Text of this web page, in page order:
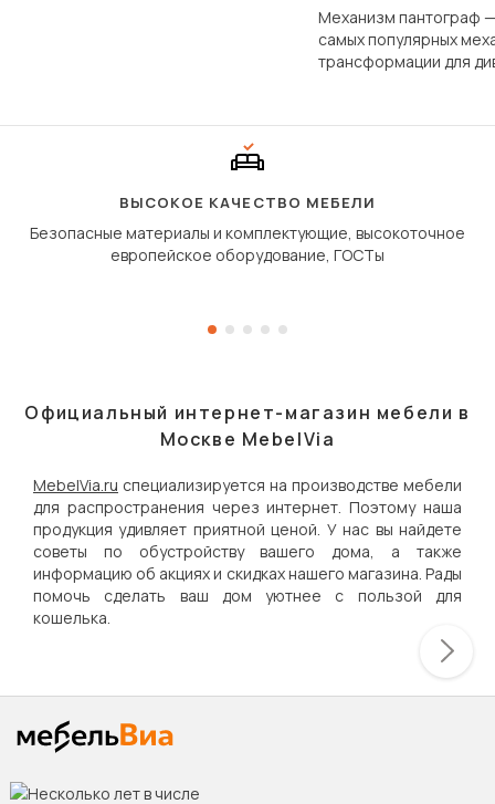
Механизм пантограф
самых популярных
трансформации для
сиденье не
дугообразной
ВЫСОКОЕ КАЧЕСТВО МЕБЕЛИ
Безопасные материалы и комплектующие, высокоточное
европейское оборудование, ГОСТы
Официальный интернет-магазин мебели в
Москве MebelVia
MebelVia.ru специализируется на производстве мебели
для распространения через интернет. Поэтому наша
продукция удивляет приятной ценой. У нас вы найдете
советы по обустройству вашего дома, а также
информацию об акциях и скидках нашего магазина. Рады
помочь сделать ваш дом уютнее с пользой для
кошелька.